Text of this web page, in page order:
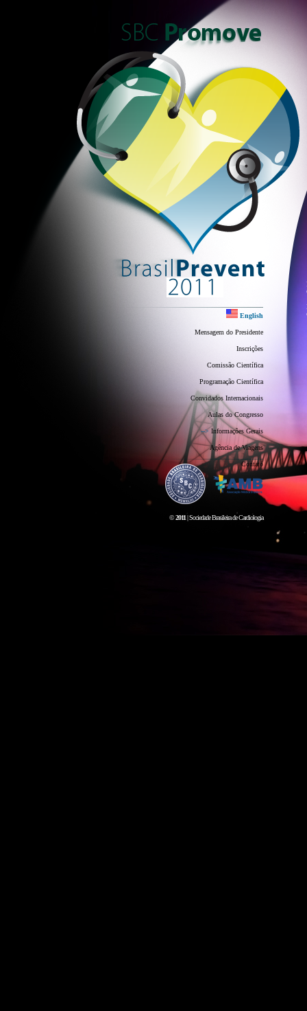
English
Mensagem do Presidente
Inscrições
Comissão Científica
Programação Científica
Convidados Internacionais
Aulas do Congresso
-->Informações Gerais
Agência de Viagens
Contato
©2011| Sociedade Brasileira de Cardiologia